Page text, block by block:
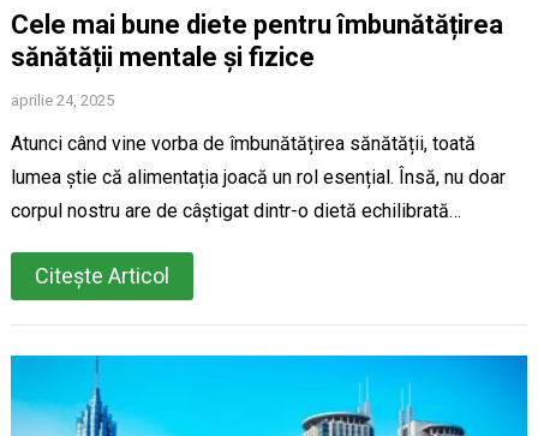
Cele mai bune diete pentru îmbunătățirea
sănătății mentale și fizice
aprilie 24, 2025
Atunci când vine vorba de îmbunătățirea sănătății, toată
lumea știe că alimentația joacă un rol esențial. Însă, nu doar
corpul nostru are de câștigat dintr-o dietă echilibrată…
Citește Articol